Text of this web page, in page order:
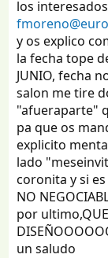
los
y os explico
la fecha tope
JUNIO, fecha
salon me tire
"afueraparte"
pa que os
explicito
lado
coronita y si
NO
por
un saludo